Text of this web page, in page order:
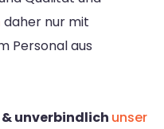
daher nur mit
Personal aus
unverbindlich unser